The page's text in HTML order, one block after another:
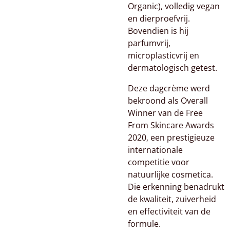
Organic), volledig vegan
en dierproefvrij.
Bovendien is hij
parfumvrij,
microplasticvrij en
dermatologisch getest.
Deze dagcrème werd
bekroond als Overall
Winner van de Free
From Skincare Awards
2020, een prestigieuze
internationale
competitie voor
natuurlijke cosmetica.
Die erkenning benadrukt
de kwaliteit, zuiverheid
en effectiviteit van de
formule.